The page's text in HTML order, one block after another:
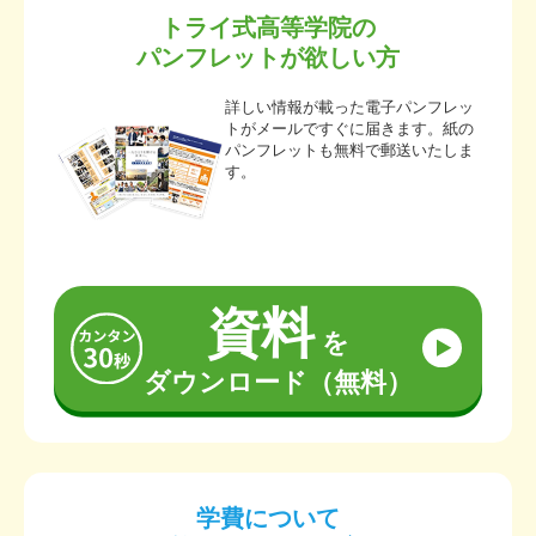
トライ式高等学院の
パンフレットが欲しい方
詳しい情報が載った電子パンフレッ
トがメールですぐに届きます。紙の
パンフレットも無料で郵送いたしま
す。
資料を
ダウンロード（無料）
学費について